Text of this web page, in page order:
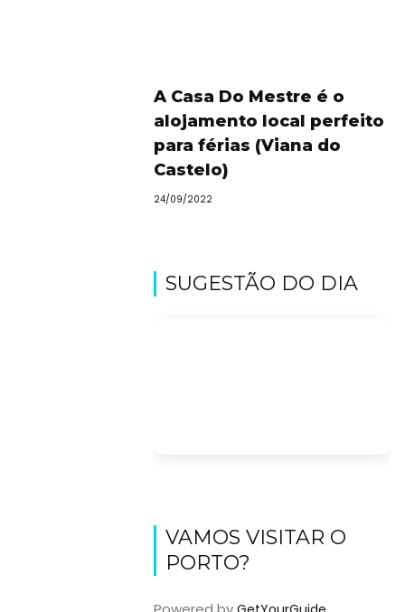
A Casa Do Mestre é o
alojamento local perfeito
para férias (Viana do
Castelo)
24/09/2022
SUGESTÃO DO DIA
VAMOS VISITAR O
PORTO?